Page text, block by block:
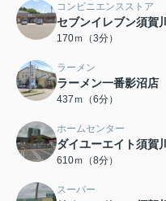
コンビニエンスストア
セブンイレブン須賀
170ｍ（3分）
ラーメン
ラーメン一番影沼店
437ｍ（6分）
ホームセンター
ダイユーエイト須賀
610ｍ（8分）
スーパー